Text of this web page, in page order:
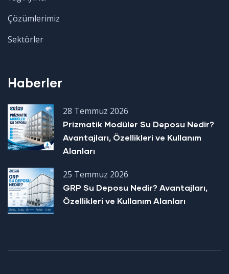
Çözümlerimiz
Sektörler
Haberler
28 Temmuz 2026
Prizmatik Modüler Su Deposu Nedir?
Avantajları, Özellikleri ve Kullanım
Alanları
25 Temmuz 2026
GRP Su Deposu Nedir? Avantajları,
Özellikleri ve Kullanım Alanları